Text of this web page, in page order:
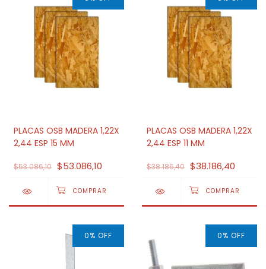
PLACAS OSB MADERA 1,22X
2,44 ESP 15 MM
$53.086,10 $53.086,10
PLACAS OSB MADERA 1,22X
2,44 ESP 11 MM
$38.186,40 $38.186,40
0% OFF 0% OFF